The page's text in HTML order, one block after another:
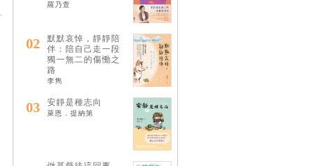
羅乃萱
02
默默哀悼，靜靜陪
伴：陪自己走一段
獨一無二的傷慟之
路
李雋
03 安靜是種志向
萊恩．提納第